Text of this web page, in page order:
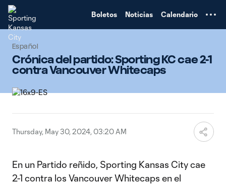
Boletos Noticias Calendario
Español
Crónica del partido: Sporting KC cae 2-1
contra Vancouver Whitecaps
Thursday, May 30, 2024, 03:20 AM
En un Partido reñido, Sporting Kansas City cae
2-1 contra los Vancouver Whitecaps en el